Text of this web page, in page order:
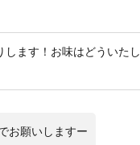
します！お味はどういたし
お願いしますー